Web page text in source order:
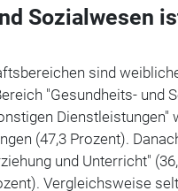
Sozialwesen
sind
"Gesundheits- und
Dienstleistungen"
(47,3 Prozent).
und Unterricht"
Vergleichsweise